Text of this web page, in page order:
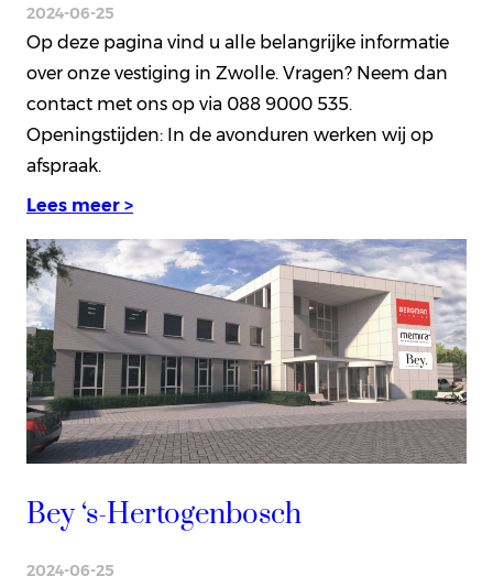
2024-06-25
Op deze pagina vind u alle belangrijke informatie
over onze vestiging in Zwolle. Vragen? Neem dan
contact met ons op via 088 9000 535.
Openingstijden: In de avonduren werken wij op
afspraak.
Lees meer >
Bey ‘s-Hertogenbosch
2024-06-25